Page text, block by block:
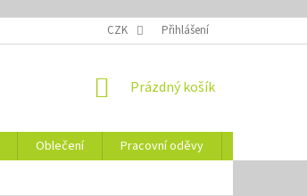
NÁVODY NA ÚDRŽBU
CZK Přihlášení
NÁKUPNÍ
Prázdný košík
Oblečení Pracovní oděvy